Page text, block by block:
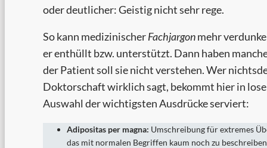
oder deutlicher: Geistig nicht sehr rege.
So kann medizinischerFachjargonmehr
er enthüllt bzw. unterstützt. Dann haben
der Patient soll sie nicht verstehen. Wer
Doktorschaft wirklich sagt, bekommt hier in
Auswahl der wichtigsten Ausdrücke serviert:
Adipositas per magna: Umschreibung für extremes
das mit normalen Begriffen kaum noch zu